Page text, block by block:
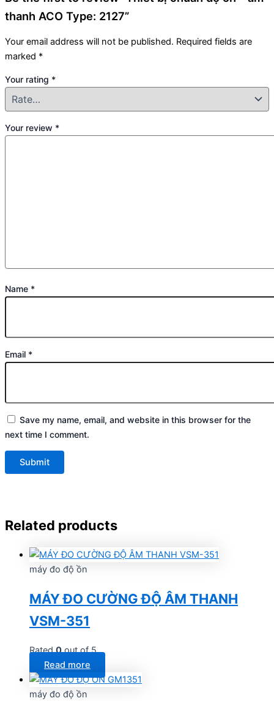
thanh ACO Type: 2127”
Your email address will not be published. Required fields are
marked *
Your rating *
Your review *
Name *
Email *
Save my name, email, and website in this browser for the
next time I comment.
Related products
máy đo độ ồn
MÁY ĐO CƯỜNG ĐỘ ÂM THANH
VSM-351
Rated0out of 5
Read more
máy đo độ ồn